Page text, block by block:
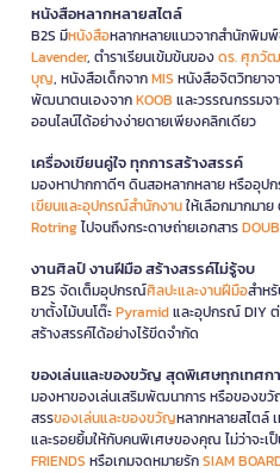
หนังสือหลากหลายสไตล์
B2S มีหนังสือหลากหลายแนวจากสำนักพิม
Lavender, ตำราเรียนเข้มข้นของดร. ศุภวั
บุญ, หนังสือเด็กจากMIS หนังสือจิตวิทยาจ
พัฒนาตนเองจากKOOB และวรรณกรรมจ
ออนไลน์ได้อย่างง่ายดายเพียงคลิกเดียว
เครื่องเขียนคู่ใจ ทุกการสร้างสรรค์
มองหาปากกาดีๆ ดินสอหลากหลาย หรืออุป
เขียนและอุปกรณ์สำนักงานให้เลือกมากมา
Rotringไปจนถึงกระดาษถ่ายเอกสาร
งานศิลป์ งานฝีมือ สร้างสรรค์ไม่รู้จบ
B2S จัดเต็มอุปกรณ์ศิลปะและงานฝีมือสำห
ขาตั้งไม้บนโต๊ะPyramidและอุปกรณ์ DIY
สร้างสรรค์ได้อย่างไร้ขีดจำกัด
ของเล่นและของขวัญ สุดพิเศษทุกเทศก
มองหาของเล่นเสริมพัฒนาการ หรือของข
สรรของเล่นและของขวัญหลากหลายสไตล์
และรอยยิ้มให้กับคนพิเศษของคุณ ไม่ว่าจะเ
FRIENDS หรือเกมจดหมายรักSIAM